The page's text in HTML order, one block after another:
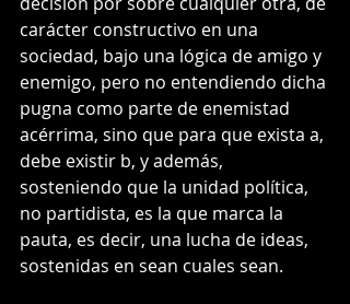
carácter constructivo en una
sociedad, bajo una lógica de amigo y
enemigo, pero no entendiendo dicha
pugna como parte de enemistad
acérrima, sino que para que exista a,
debe existir b, y además,
sosteniendo que la unidad política,
no partidista, es la que marca la
pauta, es decir, una lucha de ideas,
sostenidas en sean cuales sean.